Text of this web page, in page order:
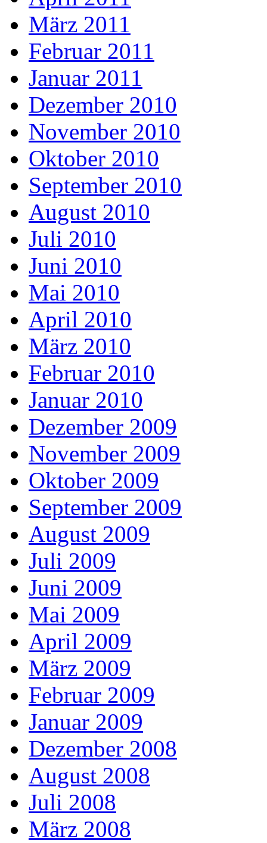
März 2011
Februar 2011
Januar 2011
Dezember 2010
November 2010
Oktober 2010
September 2010
August 2010
Juli 2010
Juni 2010
Mai 2010
April 2010
März 2010
Februar 2010
Januar 2010
Dezember 2009
November 2009
Oktober 2009
September 2009
August 2009
Juli 2009
Juni 2009
Mai 2009
April 2009
März 2009
Februar 2009
Januar 2009
Dezember 2008
August 2008
Juli 2008
März 2008